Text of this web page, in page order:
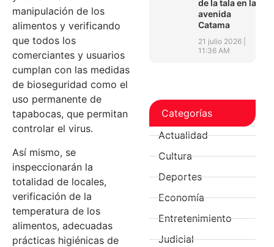
manipulación de los
alimentos y verificando
que todos los
comerciantes y usuarios
cumplan con las medidas
de bioseguridad como el
uso permanente de
tapabocas, que permitan
controlar el virus.
Así mismo, se
inspeccionarán la
totalidad de locales,
verificación de la
temperatura de los
alimentos, adecuadas
prácticas higiénicas de
de la tala en la
avenida
Catama
21 julio 2026
11:36 AM
Categorías
Actualidad
Cultura
Deportes
Economía
Entretenimiento
Judicial